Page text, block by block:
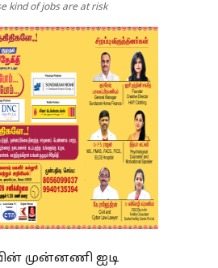
kind of jobs are at risk
முன்னணி ஐடி